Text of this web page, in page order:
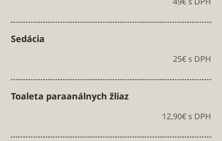
Sedácia
25€ s DPH
Toaleta paraanálnych žliaz
12,90€ s DPH